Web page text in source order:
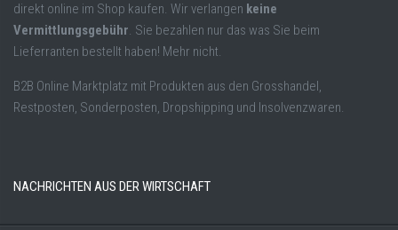
direkt online im Shop kaufen. Wir verlangen keine
Vermittlungsgebühr. Sie bezahlen nur das was Sie beim
Lieferranten bestellt haben! Mehr nicht.
B2B Online Marktplatz mit Produkten aus den Grosshandel,
Restposten, Sonderposten, Dropshipping und Insolvenzwaren.
NACHRICHTEN AUS DER WIRTSCHAFT